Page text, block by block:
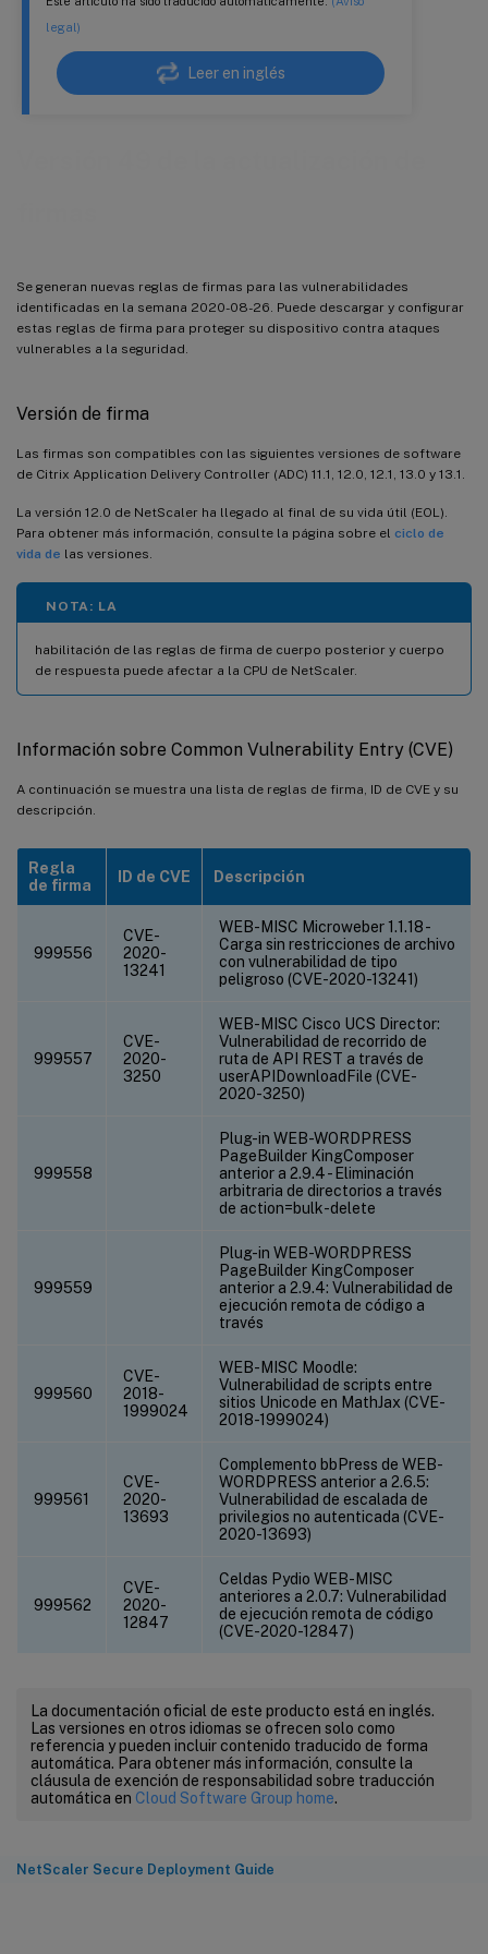
legal)
Leer en inglés
Se generan nuevas reglas de firmas para las vulnerabilidades
identificadas en la semana 2020-08-26. Puede descargar y configurar
estas reglas de firma para proteger su dispositivo contra ataques
vulnerables a la seguridad.
Versión de firma
Las firmas son compatibles con las siguientes versiones de software
de Citrix Application Delivery Controller (ADC) 11.1, 12.0, 12.1, 13.0 y 13.1.
La versión 12.0 de NetScaler ha llegado al final de su vida útil (EOL).
Para obtener más información, consulte la página sobre el ciclo de
vida de las versiones.
NOTA: LA
habilitación de las reglas de firma de cuerpo posterior y cuerpo
de respuesta puede afectar a la CPU de NetScaler.
Información sobre Common Vulnerability Entry (CVE)
A continuación se muestra una lista de reglas de firma, ID de CVE y su
descripción.
Regla
de firma
ID de CVE Descripción
999556
CVE-
2020-
13241
WEB-MISC Microweber 1.1.18 -
Carga sin restricciones de archivo
con vulnerabilidad de tipo
peligroso (CVE-2020-13241)
999557
CVE-
2020-
3250
WEB-MISC Cisco UCS Director:
Vulnerabilidad de recorrido de
ruta de API REST a través de
userAPIDownloadFile (CVE-
2020-3250)
999558
Plug-in WEB-WORDPRESS
PageBuilder KingComposer
anterior a 2.9.4 - Eliminación
arbitraria de directorios a través
de action=bulk-delete
999559
Plug-in WEB-WORDPRESS
PageBuilder KingComposer
anterior a 2.9.4: Vulnerabilidad de
ejecución remota de código a
través
999560
CVE-
2018-
1999024
WEB-MISC Moodle:
Vulnerabilidad de scripts entre
sitios Unicode en MathJax (CVE-
2018-1999024)
999561
CVE-
2020-
13693
Complemento bbPress de WEB-
WORDPRESS anterior a 2.6.5:
Vulnerabilidad de escalada de
privilegios no autenticada (CVE-
2020-13693)
999562
CVE-
2020-
12847
Celdas Pydio WEB-MISC
anteriores a 2.0.7: Vulnerabilidad
de ejecución remota de código
(CVE-2020-12847)
La documentación oficial de este producto está en inglés.
Las versiones en otros idiomas se ofrecen solo como
referencia y pueden incluir contenido traducido de forma
automática. Para obtener más información, consulte la
cláusula de exención de responsabilidad sobre traducción
automática en Cloud Software Group home.
NetScaler Secure Deployment Guide